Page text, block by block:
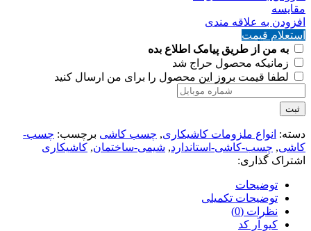
مقايسه
افزودن به علاقه مندی
استعلام قیمت
به من از طریق پیامک اطلاع بده
زمانیکه محصول حراج شد
لطفا قیمت بروز این محصول را برای من ارسال کنید
ثبت
دسته: انواع ملزومات کاشیکاری, چسب کاشی برچسب: چسب-
کاشی, چسب-کاشی-استاندارد, شیمی-ساختمان, کاشیکاری
اشتراک گذاری:
توضیحات
توضیحات تکمیلی
نظرات (0)
کیو آر کد